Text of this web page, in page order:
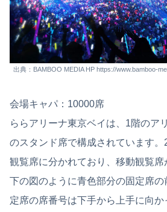
出典：BAMBOO MEDIA HP https://www.bamboo-
会場キャパ：10000席
ららアリーナ東京ベイは、1階のア
のスタンド席で構成されています
観覧席に分かれており、移動観覧
下の図のように青色部分の固定席の
定席の席番号は下手から上手に向